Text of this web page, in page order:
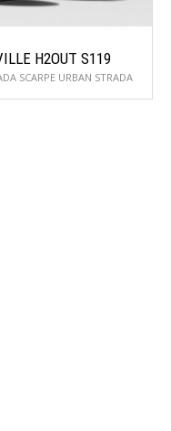
H2OUT S119
SCARPE URBAN STRADA